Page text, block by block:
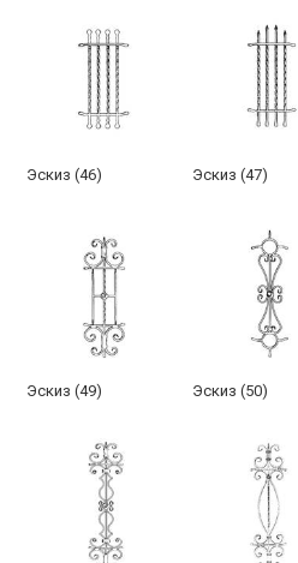
Эскиз (46) Эскиз (47)
Эскиз (49) Эскиз (50)